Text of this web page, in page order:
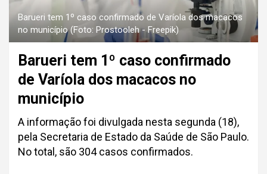
Barueri tem 1º caso confirmado de Varíola dos macacos
no município (Foto: Prostooleh - Freepik)
Barueri tem 1º caso confirmado
de Varíola dos macacos no
município
A informação foi divulgada nesta segunda (18),
pela Secretaria de Estado da Saúde de São Paulo.
No total, são 304 casos confirmados.